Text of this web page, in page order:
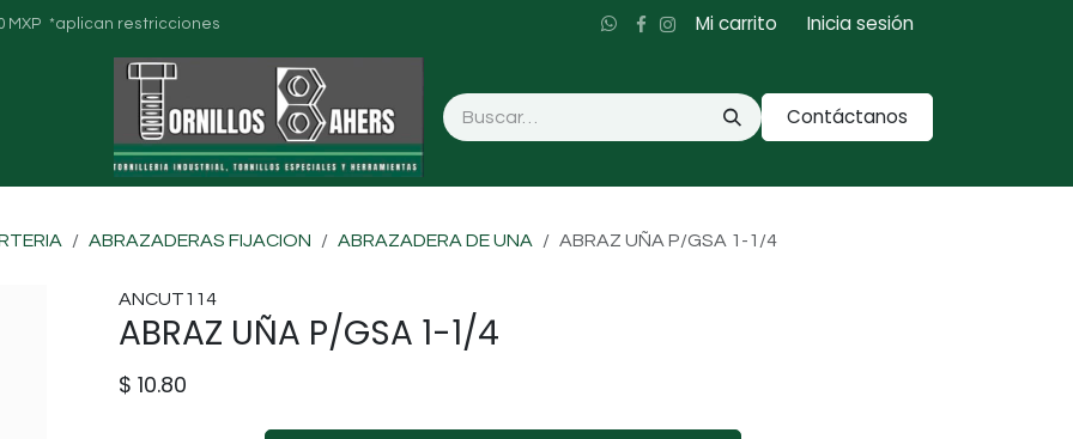
MXP *aplican restricciones Mi carrito Inicia sesión
Contáctanos
ABRAZADERAS FIJACION ABRAZADERA DE UNA ABRAZ UÑA P/GSA 1-1/4
ANCUT114
ABRAZ UÑA P/GSA 1-1/4
$ 10.80